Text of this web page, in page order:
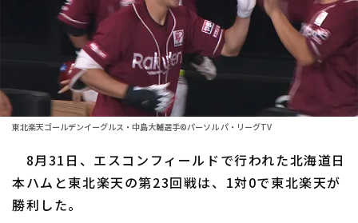
日程・結果
順位表･成績
1軍公式戦
ファーム東地区
ファーム西地区
交流戦
選手名鑑
選手名鑑トップ
北海道日本ハムファイターズ
東北楽天ゴールデンイーグルス
ニュース
東北楽天ゴールデンイーグルス・中島大輔選手©パーソル パ・リーグTV
8月31日、エスコンフィールドで行われた北海道日
本ハムと東北楽天の第23回戦は、1対0で東北楽天が
勝利した。